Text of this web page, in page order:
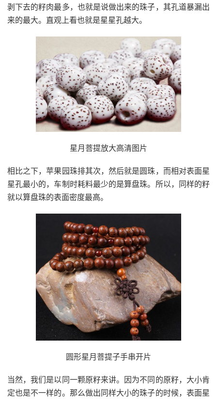
剥下去的籽肉最多，也就是说做出来的珠子，其孔道暴漏出
来的最大。直观上看也就是星星孔越大。
星月菩提放大高清图片
相比之下，苹果园珠排其次，然后就是圆珠，而相对表面星
星孔最小的，车制时耗料最少的是算盘珠。所以，同样的籽
就以算盘珠的表面密度最高。
圆形星月菩提子手串开片
当然，我们是以同一颗原籽来讲。因为不同的原籽，大小肯
定也是不一样的。那么做出同样大小的珠子的时候，表面星